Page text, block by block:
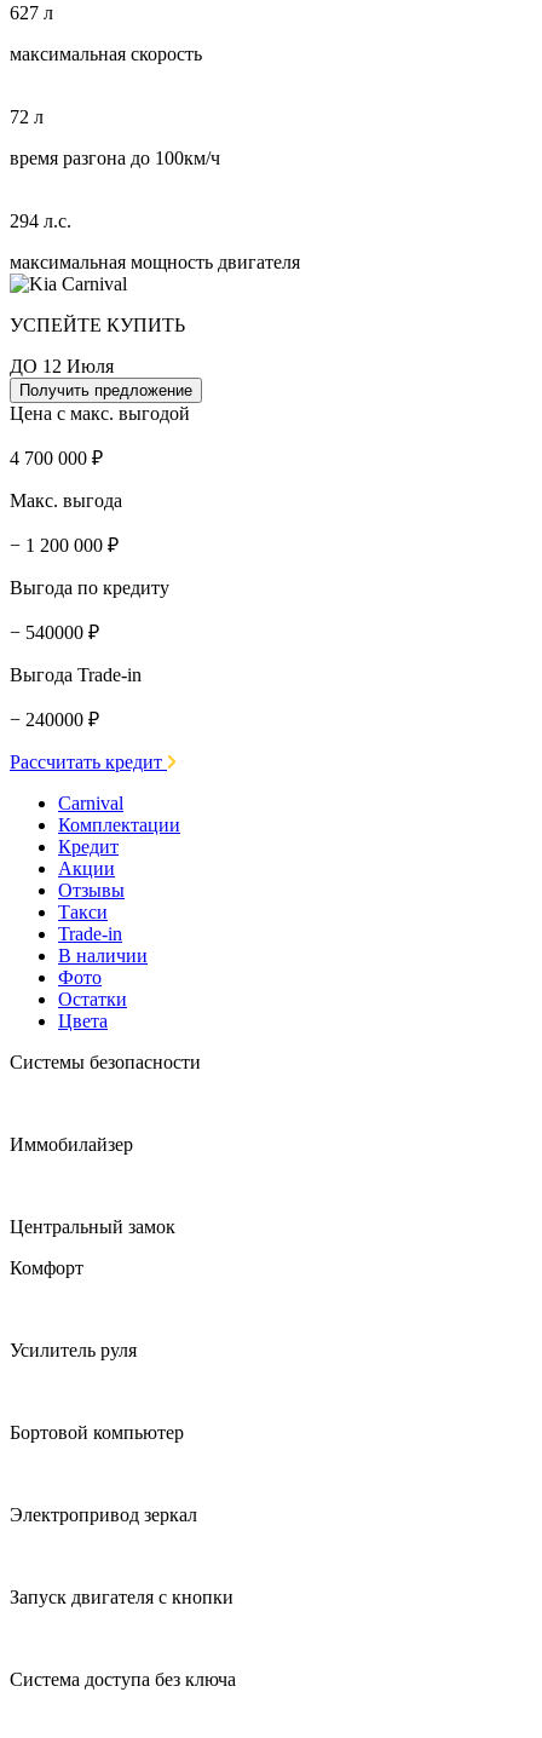
627 л
максимальная скорость
72 л
время разгона до 100км/ч
294 л.с.
максимальная мощность двигателя
УСПЕЙТЕ КУПИТЬ
ДО 12 Июля
Получить предложение
Цена с макс. выгодой
4 700 000 ₽
Макс. выгода
− 1 200 000 ₽
Выгода по кредиту
− 540000 ₽
Выгода Trade-in
− 240000 ₽
Рассчитать кредит
Carnival
Комплектации
Кредит
Акции
Отзывы
Такси
Trade-in
В наличии
Фото
Остатки
Цвета
Системы безопасности
Иммобилайзер
Центральный замок
Комфорт
Усилитель руля
Бортовой компьютер
Электропривод зеркал
Запуск двигателя с кнопки
Система доступа без ключа